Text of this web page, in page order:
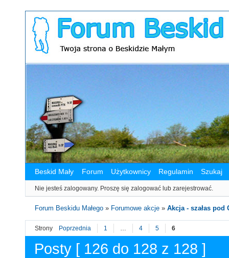
Beskid Mały Forum Użytkownicy Regulamin Szukaj
Nie jesteś zalogowany. Proszę się zalogować lub zarejestrować.
Forum Beskidu Małego » Forumowe akcje »Akcja - szałas
Strony Poprzednia 1 4 5 6
Posty [ 126 do 128 z 128 ]